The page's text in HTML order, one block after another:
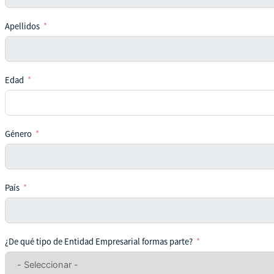
Apellidos
Edad
Género
País
¿De qué tipo de Entidad Empresarial formas parte?